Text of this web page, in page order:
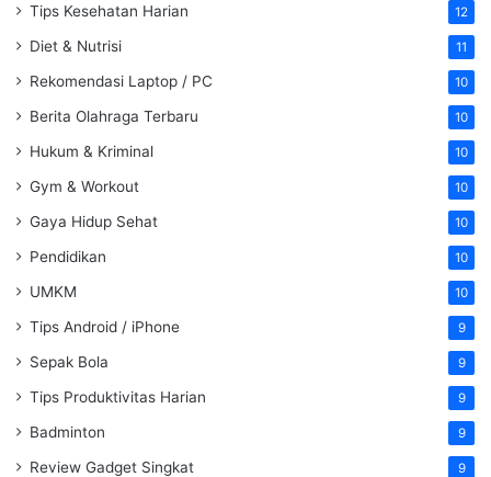
Tips Kesehatan Harian 12
Diet & Nutrisi 11
Rekomendasi Laptop / PC 10
Berita Olahraga Terbaru 10
Hukum & Kriminal 10
Gym & Workout 10
Gaya Hidup Sehat 10
Pendidikan 10
UMKM 10
Tips Android / iPhone 9
Sepak Bola 9
Tips Produktivitas Harian 9
Badminton 9
Review Gadget Singkat 9